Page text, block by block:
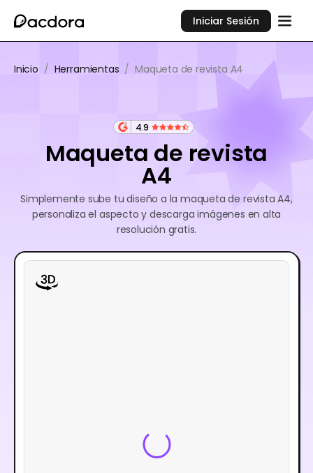
Iniciar Sesión
Inicio / Herramientas / Maqueta de revista A4
4.9
Maqueta de revista
A4
Simplemente sube tu diseño a la maqueta de revista A4,
personaliza el aspecto y descarga imágenes en alta
resolución gratis.